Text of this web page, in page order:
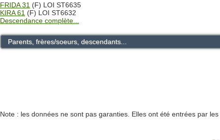
FRIDA 31 (F) LOI ST6635
KIRA 61 (F) LOI ST6632
Descendance complète...
Parents, frères/soeurs, descendants...
Note : les données ne sont pas garanties. Elles ont été entrées par